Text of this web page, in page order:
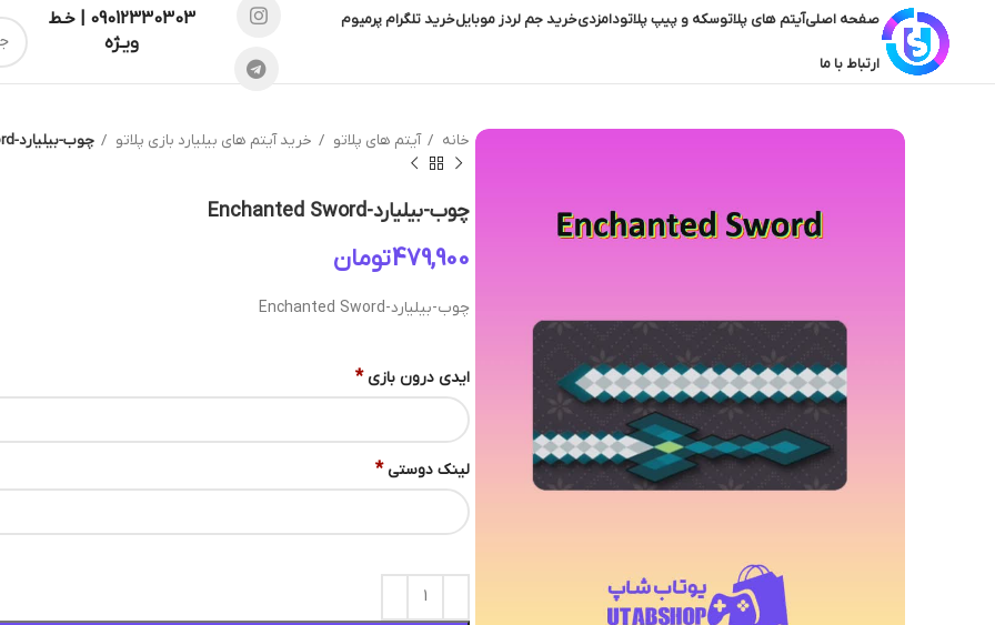
صفحه اصلیآیتم های پلاتوسکه و پیپ پلاتودامزدیخرید جم لردز موبایلخرید تلگرام پرمیوم
ارتباط با ما
09012330303 | خـط
ویـژه
خانه آیتم های پلاتو خرید آیتم های بیلیارد بازی پلاتو چوب-بیلیارد-Enchanted Sword
چوب-بیلیارد-Enchanted Sword
تومان
چوب-بیلیارد-Enchanted Sword
ایدی درون بازی *
لینک دوستی *